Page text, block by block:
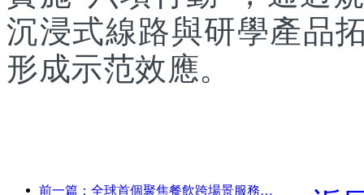
沉浸式線路與研學產品
形成示范效應。
前一篇：全球首個聚焦餐飲跨場景服務的人形機器人發布